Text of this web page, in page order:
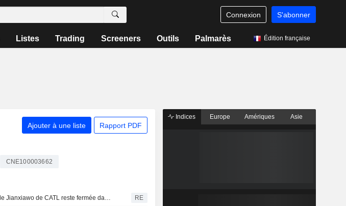
Connexion S'abonner
Listes Trading Screeners Outils Palmarès Édition française
Ajouter à une liste Rapport PDF
CNE100003662
La mine de lithium de Jianxiawo de CATL reste fermée dans l'attente d'un agrément environnemental, selon les médias d'État RE
Indices Europe Amériques Asie